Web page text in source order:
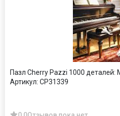
Пазл Cherry Pazzi 1000 деталей:
Артикул: CP31339